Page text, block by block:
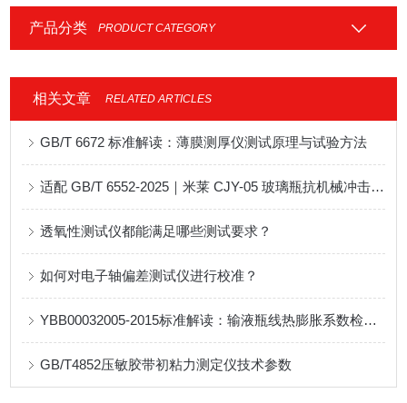
产品分类 PRODUCT CATEGORY
相关文章 RELATED ARTICLES
GB/T 6672 标准解读：薄膜测厚仪测试原理与试验方法
适配 GB/T 6552-2025｜米莱 CJY-05 玻璃瓶抗机械冲击试验机技术解析
透氧性测试仪都能满足哪些测试要求？
如何对电子轴偏差测试仪进行校准？
YBB00032005-2015标准解读：输液瓶线热膨胀系数检测仪器
GB/T4852压敏胶带初粘力测定仪技术参数